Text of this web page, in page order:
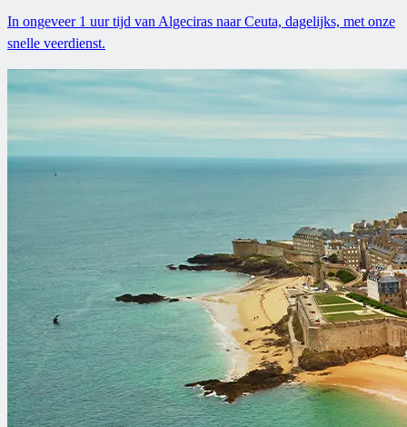
In ongeveer 1 uur tijd van Algeciras naar Ceuta, dagelijks, met onze
snelle veerdienst.